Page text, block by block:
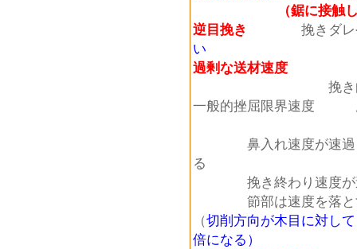
（鋸に接
逆目挽き
挽きダレ
い
過剰な送材速度
挽き
一般的挫屈限界速度
鼻入れ速度が速過ぎ
る
挽き終わり速度が速
節部は速度を落と
（切削方向が木目に対し
倍になる）